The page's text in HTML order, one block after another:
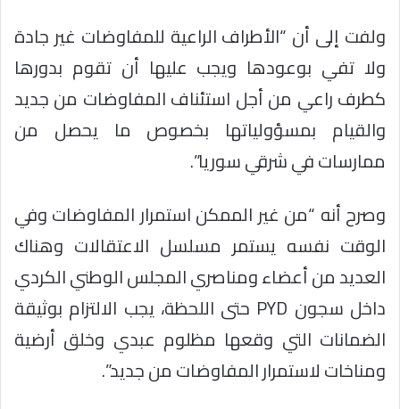
ولفت إلى أن “الأطراف الراعية للمفاوضات غير جادة
ولا تفي بوعودها ويجب عليها أن تقوم بدورها
كطرف راعي من أجل استئناف المفاوضات من جديد
والقيام بمسؤولياتها بخصوص ما يحصل من
ممارسات في شرقي سوريا”.
وصرح أنه “من غير الممكن استمرار المفاوضات وفي
الوقت نفسه يستمر مسلسل الاعتقالات وهناك
العديد من أعضاء ومناصري المجلس الوطني الكردي
داخل سجون PYD حتى اللحظة، يجب الالتزام بوثيقة
الضمانات التي وقعها مظلوم عبدي وخلق أرضية
ومناخات لاستمرار المفاوضات من جديد”.